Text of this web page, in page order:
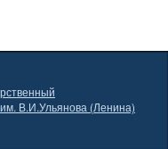
В.И.Ульянова (Ленина)